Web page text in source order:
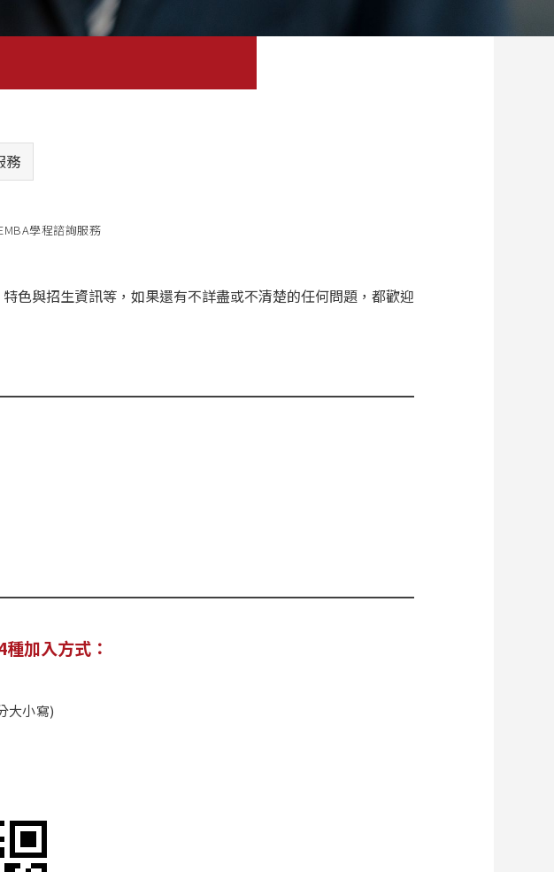
務
學程諮詢服務
色與招生資訊等，如果還有不詳盡或不清楚的任何問題，都歡迎
加入方式：
大小寫)